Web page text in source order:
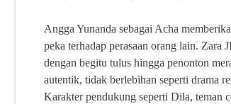
Angga Yunanda sebagai Acha
peka terhadap perasaan orang lain. Zara
dengan begitu tulus hingga penonton
autentik, tidak berlebihan seperti drama
Karakter pendukung seperti Dila, teman